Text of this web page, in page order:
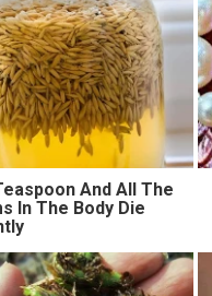
And All The
In The Body Die